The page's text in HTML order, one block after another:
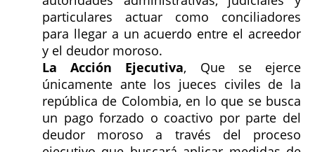
particulares actuar como conciliadores
para llegar a un acuerdo entre el acreedor
y el deudor moroso.
La Acción Ejecutiva, Que se ejerce
únicamente ante los jueces civiles de la
república de Colombia, en lo que se busca
un pago forzado o coactivo por parte del
deudor moroso a través del proceso